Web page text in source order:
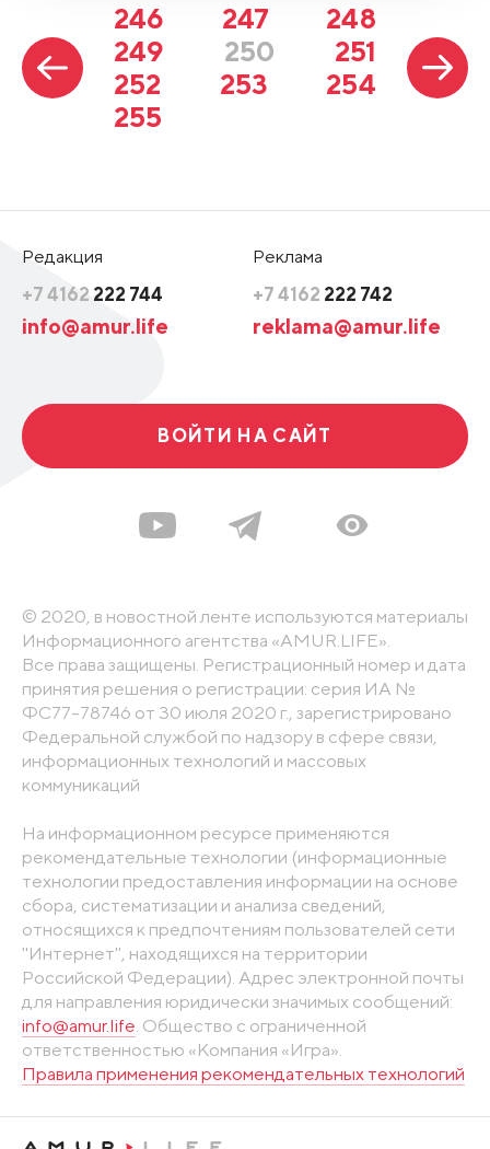
246 247
248
249
250
251
252
253
254
255
Редакция
+7 4162 222 744
info@amur.life
Реклама
+7 4162 222 742
reklama@amur.life
ВОЙТИ НА САЙТ
© 2020, в новостной ленте используются материалы
Информационного агентства «AMUR.LIFE».
Все права защищены. Регистрационный номер и дата
принятия решения о регистрации: серия ИА №
ФС77-78746 от 30 июля 2020 г., зарегистрировано
Федеральной службой по надзору в сфере связи,
информационных технологий и массовых
коммуникаций
На информационном ресурсе применяются
рекомендательные технологии (информационные
технологии предоставления информации на основе
сбора, систематизации и анализа сведений,
относящихся к предпочтениям пользователей сети
"Интернет", находящихся на территории
Российской Федерации). Адрес электронной почты
для направления юридически значимых сообщений:
info@amur.life. Общество с ограниченной
ответственностью «Компания «Игра».
Правила применения рекомендательных технологий